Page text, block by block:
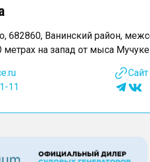
682860, Ванинский район,
метрах на запад от мыса
11